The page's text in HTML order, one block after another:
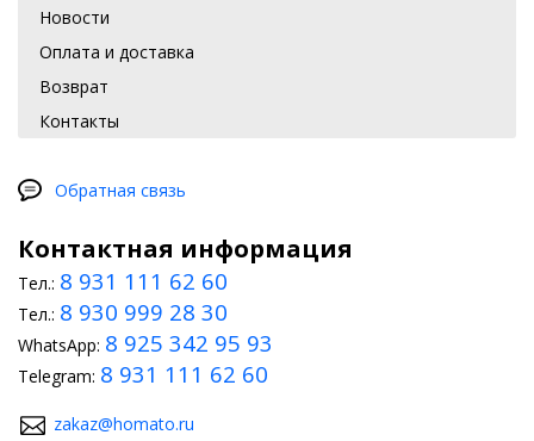
Новости
Оплата и доставка
Возврат
Контакты
Обратная связь
Контактная информация
Тел.: 8 931 111 62 60
Тел.: 8 930 999 28 30
WhatsApp: 8 925 342 95 93
Telegram: 8 931 111 62 60
zakaz@homato.ru